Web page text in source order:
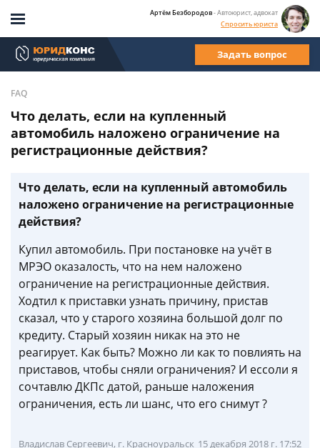
Артём Безбородов- Автоюрист, адвокат
Спросить юриста
Задать вопрос
FAQ
Что делать, если на купленный
автомобиль наложено ограничение на
регистрационные действия?
Что делать, если на купленный автомобиль
наложено ограничение на регистрационные
действия?
Купил автомобиль. При постановке на учёт в
МРЭО оказалость, что на нем наложено
ограничение на регистрационные действия.
Ходтил к приставки узнать причину, пристав
сказал, что у старого хозяина большой долг по
кредиту. Старый хозяин никак на это не
реагирует. Как быть? Можно ли как то повлиять на
приставов, чтобы сняли ограничения? И ессоли я
сочтавлю ДКПс датой, раньше наложения
ограничения, есть ли шанс, что его снимут ?
Владислав Сергеевич, г. Красноуральск 15 декабря 2018 г. 17:52